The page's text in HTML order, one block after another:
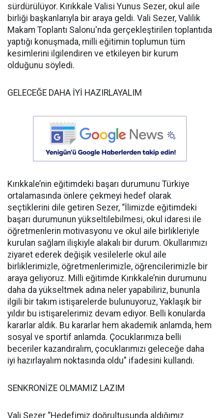
sürdürülüyor. Kırıkkale Valisi Yunus Sezer, okul aile
birliği başkanlarıyla bir araya geldi. Vali Sezer, Valilik
Makam Toplantı Salonu'nda gerçekleştirilen toplantıda
yaptığı konuşmada, milli eğitimin toplumun tüm
kesimlerini ilgilendiren ve etkileyen bir kurum
olduğunu söyledi.
GELECEĞE DAHA İYİ HAZIRLAYALIM
Kırıkkale’nin eğitimdeki başarı durumunu Türkiye
ortalamasında önlere çekmeyi hedef olarak
seçtiklerini dile getiren Sezer, “İlimizde eğitimdeki
başarı durumunun yükseltilebilmesi, okul idaresi ile
öğretmenlerin motivasyonu ve okul aile birlikleriyle
kurulan sağlam ilişkiyle alakalı bir durum. Okullarımızı
ziyaret ederek değişik vesilelerle okul aile
birliklerimizle, öğretmenlerimizle, öğrencilerimizle bir
araya geliyoruz. Milli eğitimde Kırıkkale’nin durumunu
daha da yükseltmek adına neler yapabiliriz, bununla
ilgili bir takım istişarelerde bulunuyoruz, Yaklaşık bir
yıldır bu istişarelerimiz devam ediyor. Belli konularda
kararlar aldık. Bu kararlar hem akademik anlamda, hem
sosyal ve sportif anlamda. Çocuklarımıza belli
beceriler kazandıralım, çocuklarımızı geleceğe daha
iyi hazırlayalım noktasında oldu” ifadesini kullandı.
SENKRONİZE OLMAMIZ LAZIM
Vali Sezer “Hedefimiz doğrultusunda aldığımız